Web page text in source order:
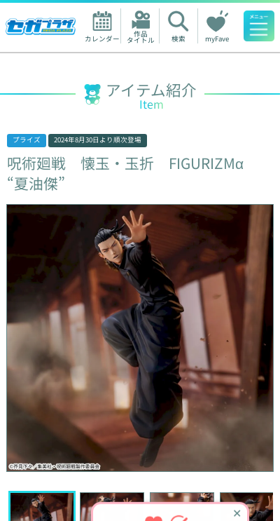
カレンダー 作品
タイトル 検索 myFave
人気ワード
アイテム紹介
Item
プライズ 2024年8月30日 より順次登場
呪術廻戦 懐玉・玉折
FIGURIZMα
“夏油傑”
✕